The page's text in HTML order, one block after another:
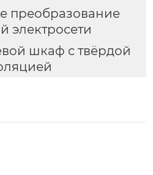
преобразование
электросети
шкаф с твёрдой